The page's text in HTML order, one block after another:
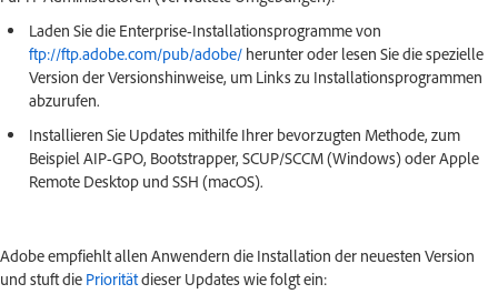
Laden Sie die Enterprise-Installationsprogramme von
ftp://ftp.adobe.com/pub/adobe/ herunter oder lesen Sie die spezielle
Version der Versionshinweise, um Links zu Installationsprogrammen
abzurufen.
Installieren Sie Updates mithilfe Ihrer bevorzugten Methode, zum
Beispiel AIP-GPO, Bootstrapper, SCUP/SCCM (Windows) oder Apple
Remote Desktop und SSH (macOS).
Adobe empfiehlt allen Anwendern die Installation der neuesten Version
und stuft die Prioritätdieser Updates wie folgt ein: